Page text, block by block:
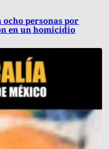
ocho personas por
en un homicidio